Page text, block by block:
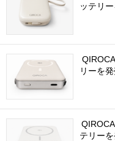
ッテリ
リーを
テリー